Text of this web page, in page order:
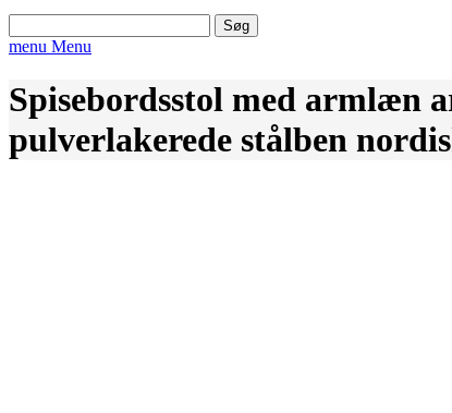
efter:
menu Menu
Spisebordsstol med armlæn
pulverlakerede stålben